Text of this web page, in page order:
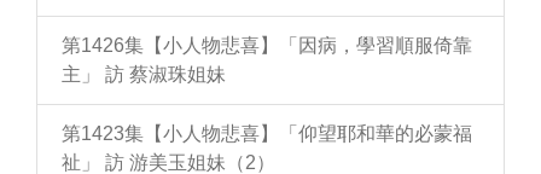
第1426集【小人物悲喜】「因病，學習順服倚靠
主」 訪 蔡淑珠姐妹
第1423集【小人物悲喜】「仰望耶和華的必蒙福
祉」 訪 游美玉姐妹（2）